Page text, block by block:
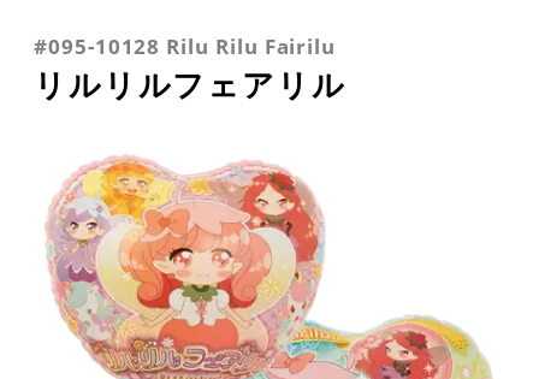
ひなまつり・こどもの日
#095-10128 Rilu Rilu Fairilu
リルリルフェアリル